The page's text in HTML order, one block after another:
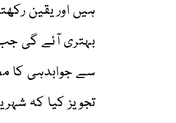
ہیں اور یقین
بہتری آئے گی
سے جوابدہی کا
تجویز کیا کہ